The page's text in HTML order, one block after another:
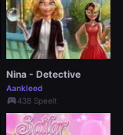
Nina - Detective
Aankleed
sports_esports438 Speelt